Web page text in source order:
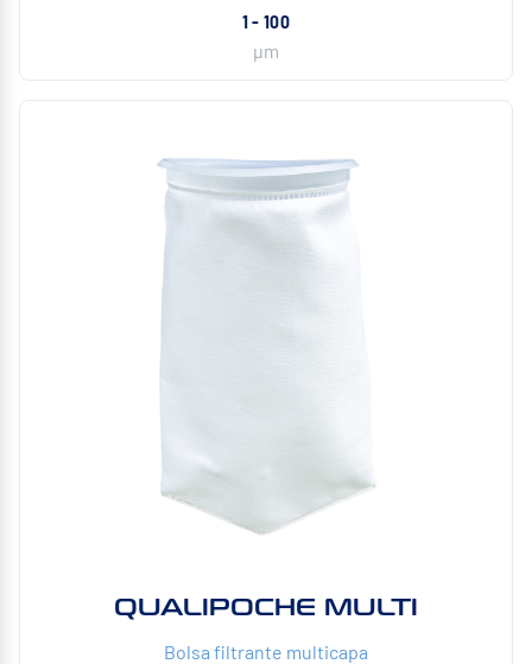
1 - 100
µm
QUALIPOCHE MULTI
Bolsa filtrante multicapa